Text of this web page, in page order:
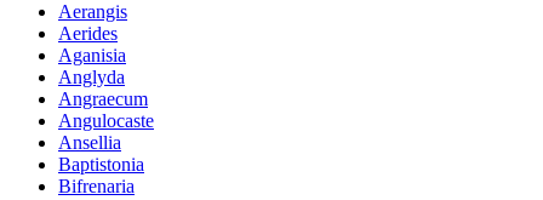
Aerangis
Aerides
Aganisia
Anglyda
Angraecum
Angulocaste
Ansellia
Baptistonia
Bifrenaria